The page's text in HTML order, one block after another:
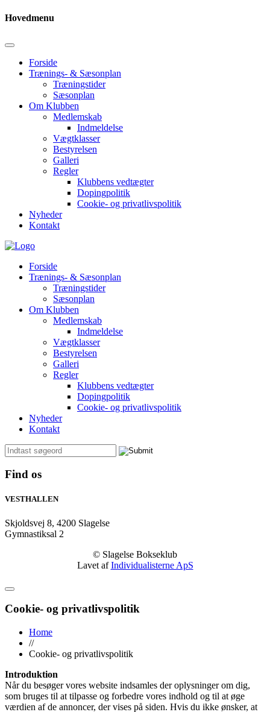
Hovedmenu
Forside
Trænings- & Sæsonplan
Træningstider
Sæsonplan
Om Klubben
Medlemskab
Indmeldelse
Vægtklasser
Bestyrelsen
Galleri
Regler
Klubbens vedtægter
Dopingpolitik
Cookie- og privatlivspolitik
Nyheder
Kontakt
Forside
Trænings- & Sæsonplan
Træningstider
Sæsonplan
Om Klubben
Medlemskab
Indmeldelse
Vægtklasser
Bestyrelsen
Galleri
Regler
Klubbens vedtægter
Dopingpolitik
Cookie- og privatlivspolitik
Nyheder
Kontakt
Find os
VESTHALLEN
Skjoldsvej 8, 4200 Slagelse
Gymnastiksal 2
© Slagelse Bokseklub
Lavet afIndividualisterne ApS
Cookie- og privatlivspolitik
Home
//
Cookie- og privatlivspolitik
Introduktion
Når du besøger vores website indsamles der oplysninger om dig,
som bruges til at tilpasse og forbedre vores indhold og til at øge
værdien af de annoncer, der vises på siden. Hvis du ikke ønsker, at